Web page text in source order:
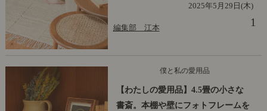
2025年5月29日(木)
編集部 江本 1
僕と私の愛用品
【わたしの愛用品】4.5畳の小さな
書斎。本棚や壁にフォトフレームを